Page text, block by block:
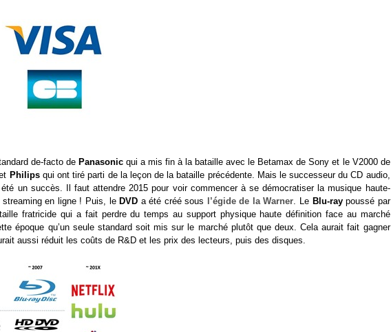
de-facto de Panasonicqui a mis fin à la bataille avec le Betamax de Sony et le V2000 de
Philipsqui ont tiré parti de la leçon de la bataille précédente. Mais le successeur du CD audio,
un succès. Il faut attendre 2015 pour voir commencer à se démocratiser la musique haute-
en ligne ! Puis, le DVD a été créé sous l’égide de la Warner . Le Blu-raypoussé par
fratricide qui a fait perdre du temps au support physique haute définition face au marché
époque qu’un seule standard soit mis sur le marché plutôt que deux. Cela aurait fait gagner
aussi réduit les coûts de R&D et les prix des lecteurs, puis des disques.